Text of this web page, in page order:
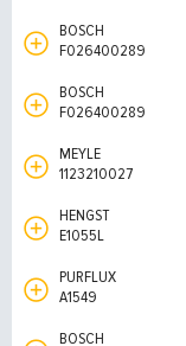
BOSCH
F026400289
BOSCH
F026400289
MEYLE
1123210027
HENGST
E1055L
PURFLUX
A1549
BOSCH